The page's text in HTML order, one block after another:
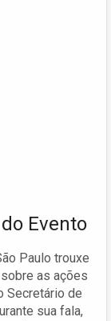
Evento
Paulo trouxe
as ações
Secretário de
sua fala,